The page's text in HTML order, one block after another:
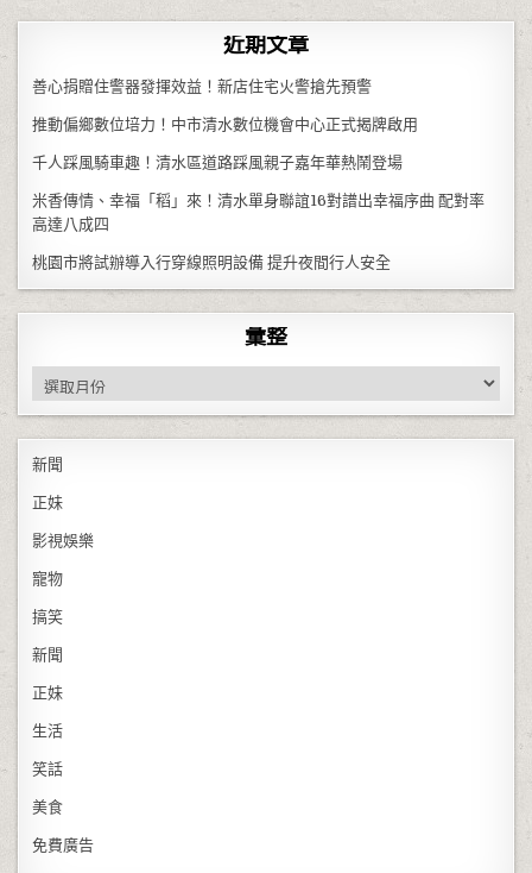
近期文章
善心捐贈住警器發揮效益！新店住宅火警搶先預警
推動偏鄉數位培力！中市清水數位機會中心正式揭牌啟用
千人踩風騎車趣！清水區道路踩風親子嘉年華熱鬧登場
米香傳情、幸福「稻」來！清水單身聯誼16對譜出幸福序曲 配對率
高達八成四
桃園市將試辦導入行穿線照明設備 提升夜間行人安全
彙整
彙整
新聞
正妹
影視娛樂
寵物
搞笑
新聞
正妹
生活
笑話
美食
免費廣告